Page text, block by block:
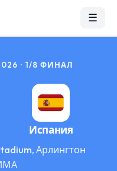
☰
· 1/8 ФИНАЛ
Испания
Арлингтон